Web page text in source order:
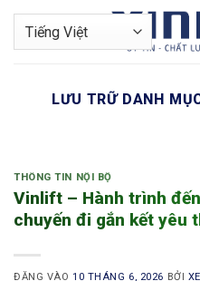
Bỏ
nội
LƯU TRỮ DANH
THÔNG TIN NỘI BỘ
Vinlift – Hành trình
chuyến đi gắn kết yêu
ĐĂNG VÀO10 THÁNG 6, 2026 BỞI